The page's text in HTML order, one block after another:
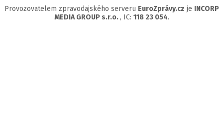
Provozovatelem zpravodajského serveru EuroZprávy.cz je INCORP
MEDIA GROUP s.r.o. , IC: 118 23 054.